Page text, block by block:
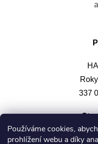
Používáme cookies,
prohlížení webu a díky
337